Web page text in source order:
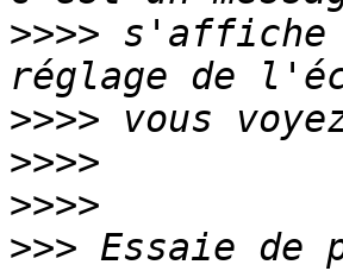
>>>> s'affiche
>>>>
>>>>
>>>>
>>> Essaie de